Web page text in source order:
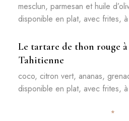
mesclun, parmesan et huile
disponible en plat, avec frites,
Le tartare de thon rouge
Tahitienne
coco, citron vert, ananas,
disponible en plat, avec frites,
*